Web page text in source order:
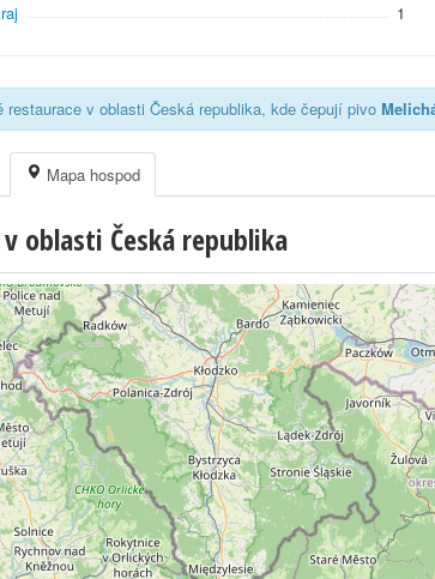
1
restaurace v oblasti Česká republika, kde čepují pivo
Mapa hospod
oblasti Česká republika